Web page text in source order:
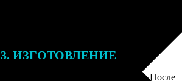
3. ИЗГОТОВЛЕНИЕ
Оплатите заказ банковской картой. После